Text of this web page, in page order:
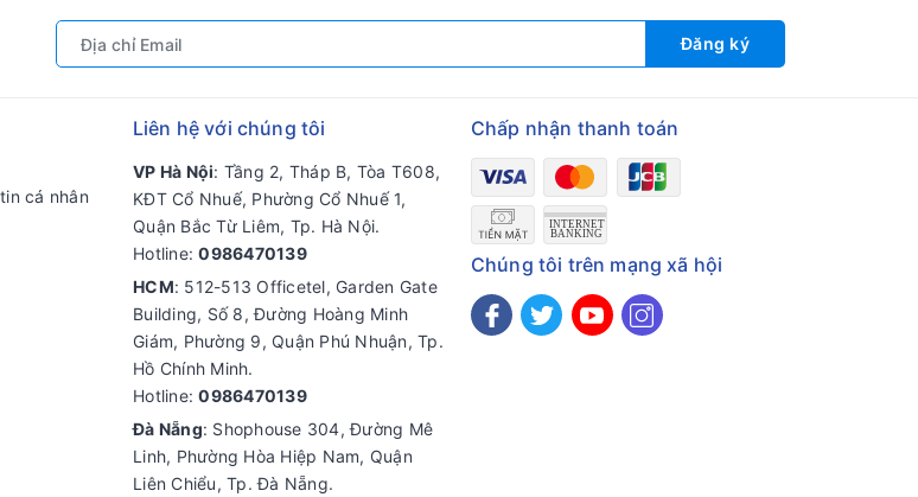
Đăng ký
cá nhân
Liên hệ với chúng tôi
VP Hà Nội: Tầng 2, Tháp B, Tòa T608,
KĐT Cổ Nhuế, Phường Cổ Nhuế 1,
Quận Bắc Từ Liêm, Tp. Hà Nội.
Hotline:0986470139
HCM: 512-513 Officetel, Garden Gate
Building, Số 8, Đường Hoàng Minh
Giám, Phường 9, Quận Phú Nhuận, Tp.
Hồ Chính Minh.
Hotline:0986470139
Đà Nẵng: Shophouse 304, Đường Mê
Linh, Phường Hòa Hiệp Nam, Quận
Liên Chiểu, Tp. Đà Nẵng.
Chấp nhận thanh toán
Chúng tôi trên mạng xã hội